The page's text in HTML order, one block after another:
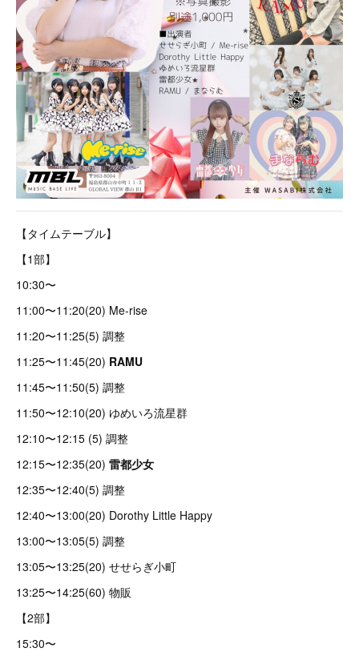
【タイムテーブル】
【1部】
10:30〜
11:00〜11:20(20) Me-rise
11:20〜11:25(5) 調整
11:25〜11:45(20) RAMU
11:45〜11:50(5) 調整
11:50〜12:10(20) ゆめいろ流星群
12:10〜12:15 (5) 調整
12:15〜12:35(20) 雷都少女
12:35〜12:40(5) 調整
12:40〜13:00(20) Dorothy Little Happy
13:00〜13:05(5) 調整
13:05〜13:25(20) せせらぎ小町
13:25〜14:25(60) 物販
【2部】
15:30〜